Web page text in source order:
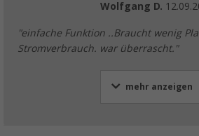
Wolfgang D.
"einfache Funktion ..Braucht wenig
Stromverbrauch. war überrascht."
mehr anzeigen